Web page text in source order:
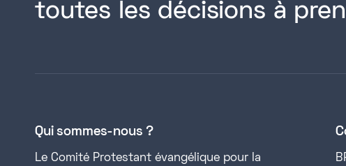
toutes les décisions à
Qui sommes-nous ?
Le Comité Protestant évangélique pour la